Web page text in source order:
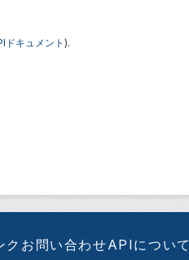
ドキュメント).
ク お問い合わせAPIについて